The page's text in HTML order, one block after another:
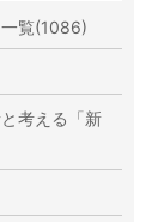
覧(1086)
考える「新